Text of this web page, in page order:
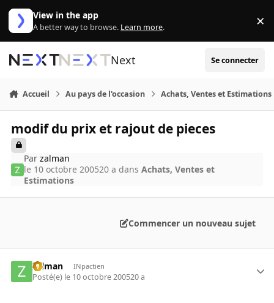
Aller au contenu
View in the app
A better way to browse. Learn more. ×
Next Se connecter
Accueil Au pays de l'occasion Achats, Ventes et Estimations
modif du prix et rajout de pieces
Parzalman
le 10 octobre 200520 a dansAchats, Ventes et
Estimations
Commencer un nouveau sujet
zalman INpactien
Posté(e) le 10 octobre 200520 a